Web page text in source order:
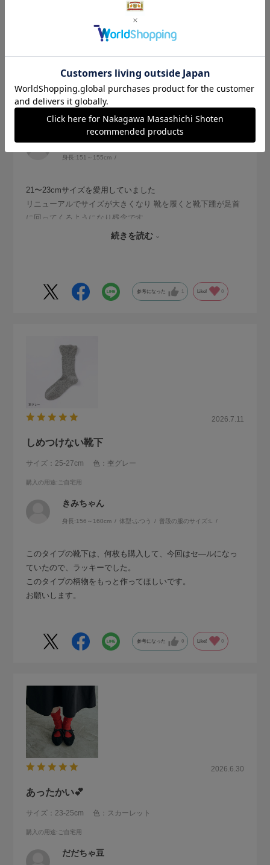
サイズ復活 のぞみます
サイズ：21-23cm 色：杢グレー
身長:151～155cm
21〜23cmサイズを愛用していました
リニューアルでサイズが大きくなり 靴を履くと靴下踵が足首
に回ってくるようになり残念です
昔のサイズの在庫があったので今後のために購入しました
続きを読む
参考になった Like! 0
2026.7.11
しめつけない靴下
サイズ：25-27cm 色：杢グレー
購入の用途:ご自宅用
きみちゃん
身長:156～160cm 体型:ふつう 普段の服のサイズ:L
このタイプの靴下は、何枚も購入して、今回はセ―ルになっ
ていたので、ラッキーでした。
このタイプの柄物をもっと作ってほしいです。
お願いします。
参考になった 0 Like! 0
2026.6.30
あったかい💕
サイズ：23-25cm 色：スカーレット
購入の用途:ご自宅用
だだちゃ豆